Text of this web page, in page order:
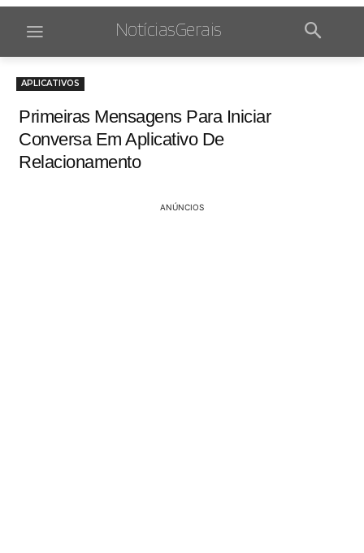
NotíciasGerais
APLICATIVOS
Primeiras Mensagens Para Iniciar
Conversa Em Aplicativo De
Relacionamento
ANÚNCIOS